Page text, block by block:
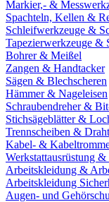
Markier,- &
Spachteln, Kellen &
Schleifwerkzeuge &
Tapezierwerkzeuge &
Bohrer & Meißel
Zangen & Handtacker
Sägen & Blechscheren
Hämmer & Nageleisen
Schraubendreher &
Stichsägeblätter &
Trennscheiben &
Kabel- &
Werkstattausrüstung
Arbeitskleidung &
Arbeitskleidung
Augen- und